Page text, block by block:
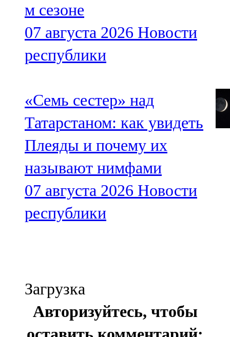
м сезоне
07 августа 2026 Новости
республики
«Семь сестер» над
Татарстаном: как увидеть
Плеяды и почему их
называют нимфами
07 августа 2026 Новости
республики
Загрузка
Авторизуйтесь, чтобы